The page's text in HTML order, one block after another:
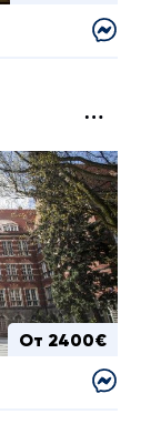
От 2400€